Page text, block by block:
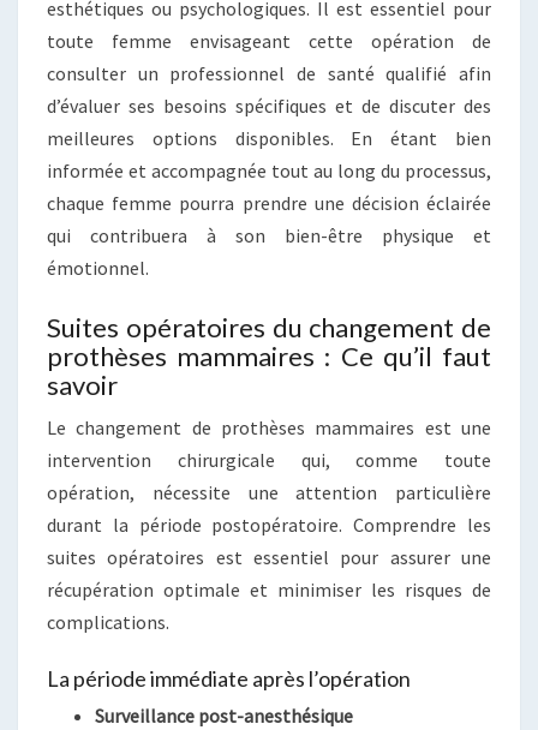
esthétiques ou psychologiques. Il est essentiel pour
toute femme envisageant cette opération de
consulter un professionnel de santé qualifié afin
d’évaluer ses besoins spécifiques et de discuter des
meilleures options disponibles. En étant bien
informée et accompagnée tout au long du processus,
chaque femme pourra prendre une décision éclairée
qui contribuera à son bien-être physique et
émotionnel.
Suites opératoires du changement de
prothèses mammaires : Ce qu’il faut
savoir
Le changement de prothèses mammaires est une
intervention chirurgicale qui, comme toute
opération, nécessite une attention particulière
durant la période postopératoire. Comprendre les
suites opératoires est essentiel pour assurer une
récupération optimale et minimiser les risques de
complications.
La période immédiate après l’opération
Surveillance post-anesthésique